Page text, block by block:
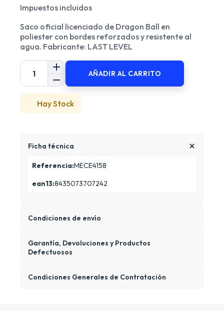
Impuestos incluidos
Saco oficial licenciado de Dragon Ball en
poliester con bordes reforzados y resistente al
agua. Fabricante: LAST LEVEL
AÑADIR AL CARRITO
Hay Stock
Ficha técnica
Referencia:MECE4158
ean13:8435073707242
Condiciones de envío
Garantía, Devoluciones y Productos
Defectuosos
Condiciones Generales de Contratación